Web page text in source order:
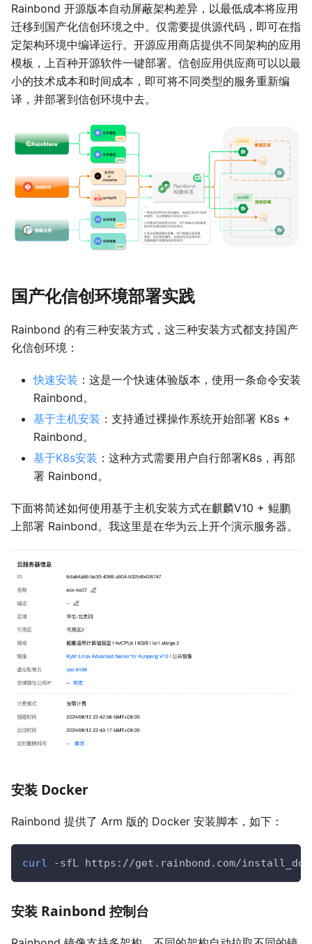
Rainbond 开源版本自动屏蔽架构差异，以最低成本将应用
迁移到国产化信创环境之中。仅需要提供源代码，即可在指
定架构环境中编译运行。开源应用商店提供不同架构的应用
模板，上百种开源软件一键部署。信创应用供应商可以以最
小的技术成本和时间成本，即可将不同类型的服务重新编
译，并部署到信创环境中去。
国产化信创环境部署实践
Rainbond 的有三种安装方式，这三种安装方式都支持国产
化信创环境：
快速安装 ：这是一个快速体验版本，使用一条命令安装
Rainbond。
基于主机安装 ：支持通过裸操作系统开始部署 K8s +
Rainbond。
基于K8s安装 ：这种方式需要用户自行部署K8s，再部
署 Rainbond。
下面将简述如何使用基于主机安装方式在麒麟V10 + 鲲鹏
上部署 Rainbond。我这里是在华为云上开个演示服务器。
安装 Docker
Rainbond 提供了 Arm 版的 Docker 安装脚本，如下：
curl -sfL https://get.rainbond.com/
安装 Rainbond 控制台